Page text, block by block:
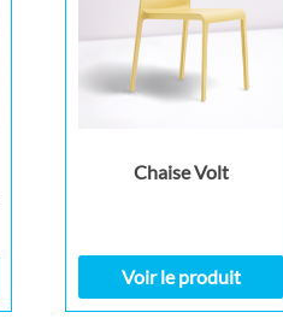
Chaise Volt
Voir le produit